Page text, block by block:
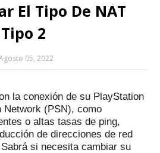
El Tipo De NAT
2
05, 2022
la conexión de su PlayStation
Network (PSN), como
o altas tasas de ping,
de direcciones de red
Sabrá si necesita cambiar su